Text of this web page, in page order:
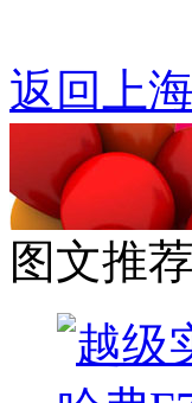
返回上
图文推荐